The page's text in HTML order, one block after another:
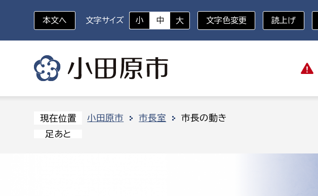
いざというときに
防災・ハザードマップ
対象者を選択
組織から探す
部に属さない室
本文へ 文字サイズ 小 中 大 文字色変更 読上げ
現在位置 小田原市 市長室
市長の動き
足あと